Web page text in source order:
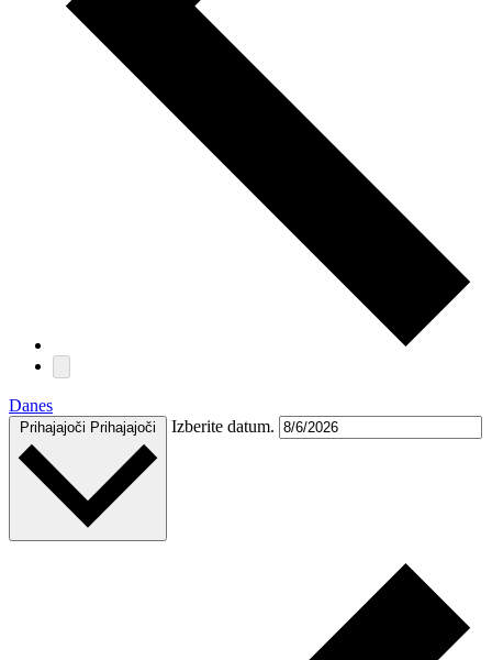
Danes
Prihajajoči Prihajajoči Izberite datum.